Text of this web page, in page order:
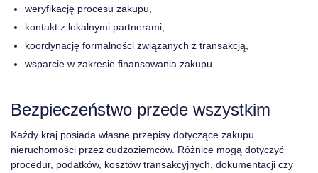
weryfikację procesu zakupu,
kontakt z lokalnymi partnerami,
koordynację formalności związanych z transakcją,
wsparcie w zakresie finansowania zakupu.
Bezpieczeństwo przede wszystkim
Każdy kraj posiada własne przepisy dotyczące zakupu
nieruchomości przez cudzoziemców. Różnice mogą dotyczyć
procedur, podatków, kosztów transakcyjnych, dokumentacji czy